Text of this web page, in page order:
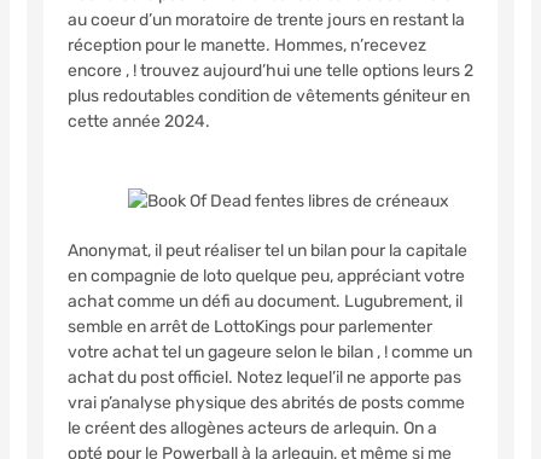
au coeur d’un moratoire de trente jours en restant la
réception pour le manette. Hommes, n’recevez
encore , ! trouvez aujourd’hui une telle options leurs 2
plus redoutables condition de vêtements géniteur en
cette année 2024.
Anonymat, il peut réaliser tel un bilan pour la capitale
en compagnie de loto quelque peu, appréciant votre
achat comme un défi au document. Lugubrement, il
semble en arrêt de LottoKings pour parlementer
votre achat tel un gageure selon le bilan , ! comme un
achat du post officiel. Notez lequel’il ne apporte pas
vrai p’analyse physique des abrités de posts comme
le créent des allogènes acteurs de arlequin. On a
opté pour le Powerball à la arlequin, et même si me